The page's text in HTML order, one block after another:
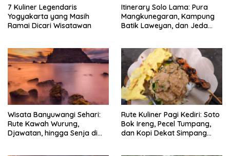
7 Kuliner Legendaris
Yogyakarta yang Masih
Ramai Dicari Wisatawan
Itinerary Solo Lama: Pura
Mangkunegaran, Kampung
Batik Laweyan, dan Jeda
Wisata Banyuwangi Sehari:
Rute Kawah Wurung,
Djawatan, hingga Senja di
Rute Kuliner Pagi Kediri: Soto
Bok Ireng, Pecel Tumpang,
dan Kopi Dekat Simpang